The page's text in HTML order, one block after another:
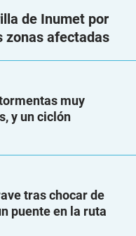
de Inumet por
zonas afectadas
muy
y un ciclón
tras chocar de
puente en la ruta